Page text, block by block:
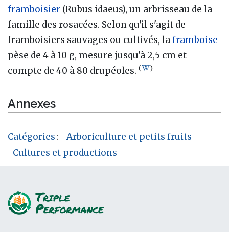
framboisier (Rubus idaeus), un arbrisseau de la
famille des rosacées. Selon qu'il s'agit de
framboisiers sauvages ou cultivés, laframboise
pèse de 4 à 10 g, mesure jusqu'à 2,5 cm et
compte de 40 à 80 drupéoles. ( )
Annexes
Catégories:
Arboriculture et petits fruits
Cultures et productions